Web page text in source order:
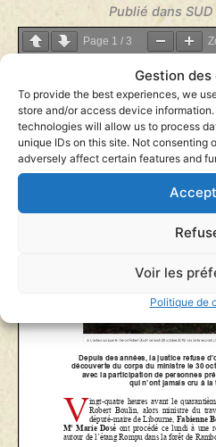
Gestion des
To provide the best experiences, we
store and/or access device
technologies will allow us to process
unique IDs on this site. Not consenting
adversely affect certain features and
Voir les
Politique de
Publié dans
Page 1 / 3